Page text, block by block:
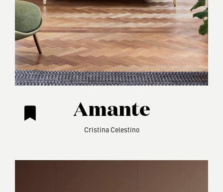
Amante
Cristina Celestino